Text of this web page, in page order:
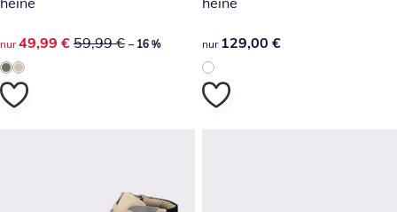
reduzierter Preis 49,99 €, vorheriger Preis: 59,99 €
nur 49,99 € 59,99 € – 16 % 129,00 €
nur 129,00 €